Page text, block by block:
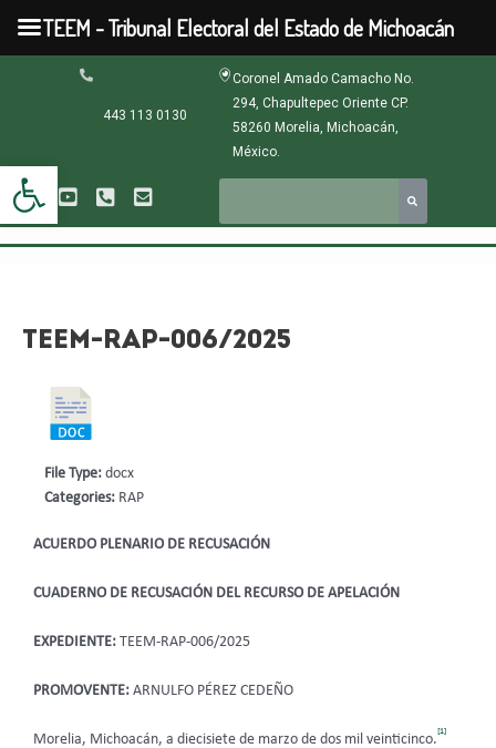
Abrir barra de herramientas
contenido
443 113 0130
Coronel Amado Camacho No.
294, Chapultepec Oriente CP.
58260 Morelia, Michoacán,
México.
TEEM-RAP-006/2025
ACUERDO PLENARIO DE RECUSACIÓN
CUADERNO DE RECUSACIÓN DEL RECURSO DE APELACIÓN
EXPEDIENTE: TEEM-RAP-006/2025
PROMOVENTE: ARNULFO PÉREZ CEDEÑO
Morelia, Michoacán, a diecisiete de marzo de dos mil veinticinco.
[1]
File Type: docx
Categories: RAP
TEEM - Tribunal Electoral del Estado de Michoacán